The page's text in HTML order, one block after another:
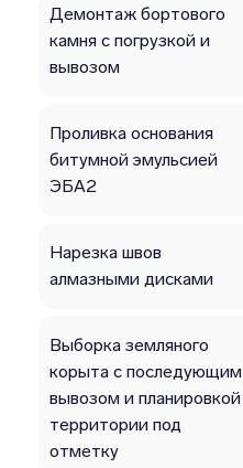
Демонтаж бортового
камня с погрузкой и
вывозом
Проливка основания
битумной эмульсией
ЭБА2
Нарезка швов
алмазными дисками
Выборка земляного
корыта с последующим
вывозом и планировкой
территории под
отметку